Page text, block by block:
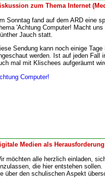
zum Thema Internet
Sonntag fand auf dem ARD eine
'Achtung Computer! Macht
Jauch statt.
Sendung kann noch einige
werden. Ist auf jeden Fall
mal mit Klischees aufgeräumt
Computer!
Medien als
möchten alle herzlich einladen,
die hier entstehen
über den schulischen Aspekt